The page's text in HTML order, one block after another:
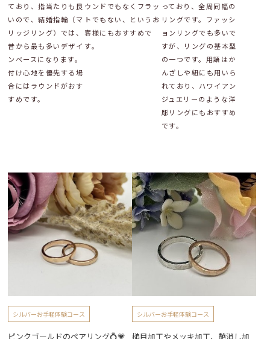
ており、指当たりも良
いので、結婚指輪（マ
リッジリング）では、
昔から最も多いデザイ
ンベースになります。
付け心地を優先する場
合にはラウンドがおす
すめです。
ウンドでもなくフラッ
トでもない、というお
客様にもおすすめで
す。
っており、全周同幅の
リングです。ファッシ
ョンリングでも多いで
すが、リングの基本型
の一つです。用語はか
んざしや紐にも用いら
れており、ハワイアン
ジュエリーのような洋
彫リングにもおすすめ
です。
シルバーお手軽体験コース
ピンクゴールドのペアリング💍💗
シルバーお手軽体験コース
槌目加工やメッキ加工、艶消し加